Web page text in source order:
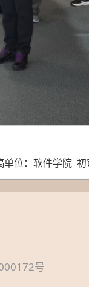
单位：软件学院
号